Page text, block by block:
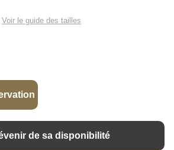
Voir le guide des tailles
de sa disponibilité